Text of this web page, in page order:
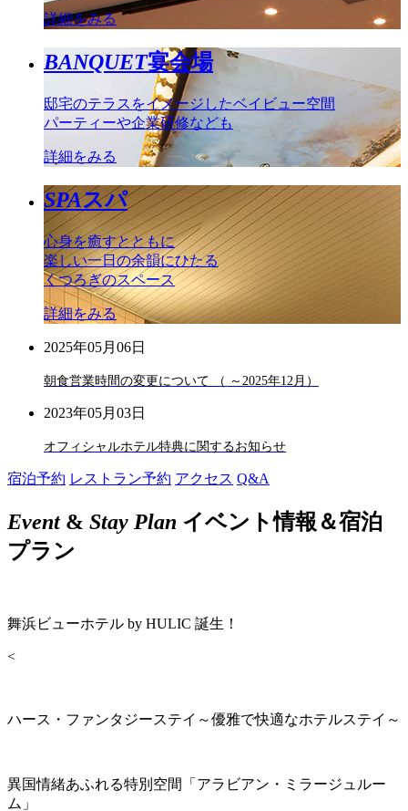
詳細をみる
BANQUET宴会場
邸宅のテラスをイメージしたベイビュー空間
パーティーや企業研修なども
詳細をみる
SPAスパ
心身を癒すとともに
楽しい一日の余韻にひたる
くつろぎのスペース
詳細をみる
2025年05月06日
朝食営業時間の変更について （ ～2025年12月）
2023年05月03日
オフィシャルホテル特典に関するお知らせ
宿泊予約 レストラン予約 アクセス Q&A
Event& Stay Plan イベント情報＆宿泊
プラン
舞浜ビューホテル by HULIC 誕生！
<
ハース・ファンタジーステイ～優雅で快適なホテルステイ～
異国情緒あふれる特別空間「アラビアン・ミラージュルー
ム」